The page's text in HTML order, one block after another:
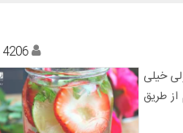
4206
خیلی
طریق